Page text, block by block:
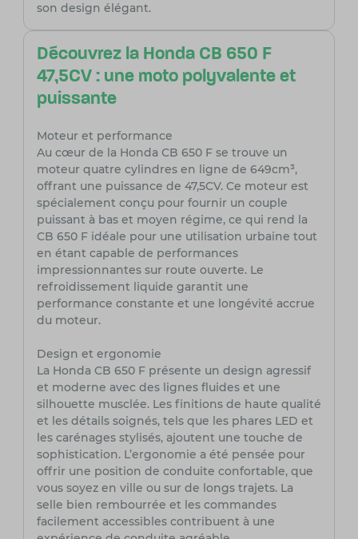
son design élégant.
Découvrez la Honda CB 650 F
47,5CV : une moto polyvalente et
puissante
Moteur et performance
Au cœur de la Honda CB 650 F se trouve un
moteur quatre cylindres en ligne de 649cm³,
offrant une puissance de 47,5CV. Ce moteur est
spécialement conçu pour fournir un couple
puissant à bas et moyen régime, ce qui rend la
CB 650 F idéale pour une utilisation urbaine tout
en étant capable de performances
impressionnantes sur route ouverte. Le
refroidissement liquide garantit une
performance constante et une longévité accrue
du moteur.
Design et ergonomie
La Honda CB 650 F présente un design agressif
et moderne avec des lignes fluides et une
silhouette musclée. Les finitions de haute qualité
et les détails soignés, tels que les phares LED et
les carénages stylisés, ajoutent une touche de
sophistication. L’ergonomie a été pensée pour
offrir une position de conduite confortable, que
vous soyez en ville ou sur de longs trajets. La
selle bien rembourrée et les commandes
facilement accessibles contribuent à une